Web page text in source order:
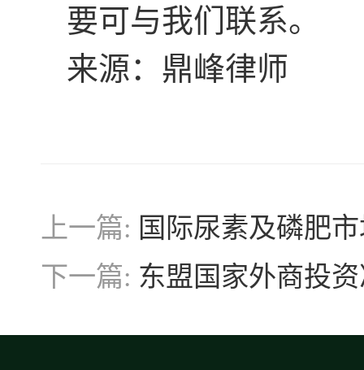
要可与我们联系。
来源：鼎峰律师
上一篇: 国际尿素及磷肥
下一篇: 东盟国家外商投